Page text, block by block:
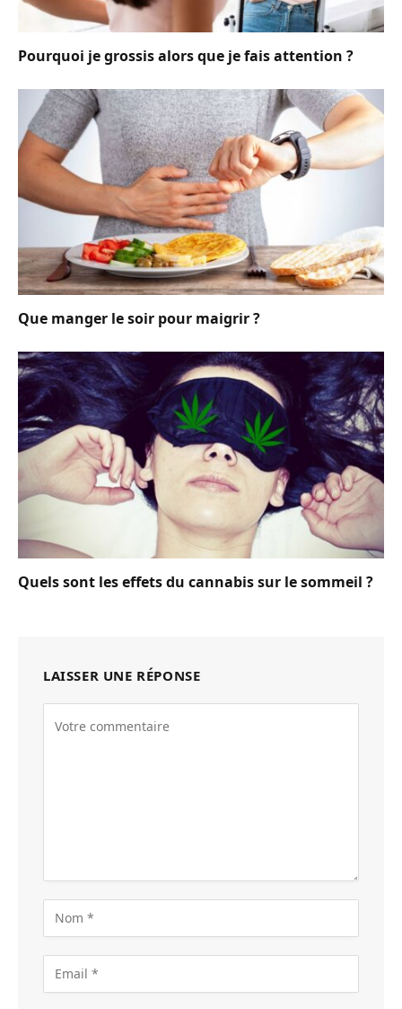
Pourquoi je grossis alors que je fais attention ?
Que manger le soir pour maigrir ?
Quels sont les effets du cannabis sur le sommeil ?
LAISSER UNE RÉPONSE